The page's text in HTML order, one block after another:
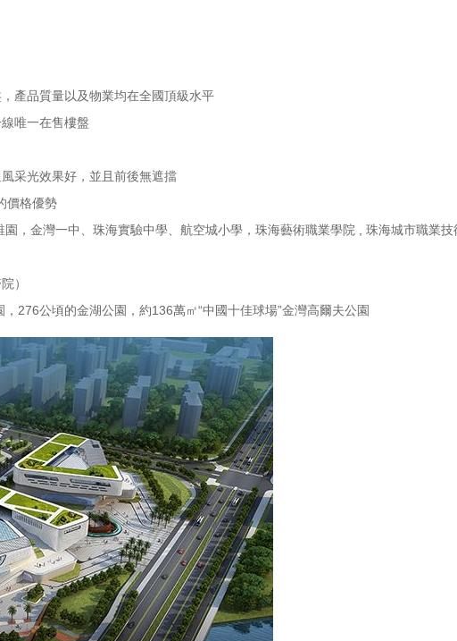
產品質量以及物業均在全國頂級水平
唯一在售樓盤
采光效果好，並且前後無遮擋
價格優勢
，金灣一中、珠海實驗中學、航空城小學，珠海藝術職業學院 , 珠海城市職業技
）
276公頃的金湖公園，約136萬㎡“中國十佳球場”金灣高爾夫公園